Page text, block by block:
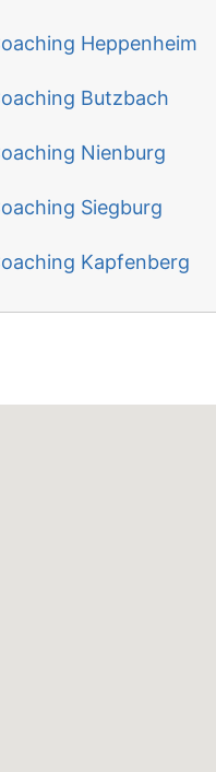
Heppenheim
Butzbach
Nienburg
Siegburg
Kapfenberg